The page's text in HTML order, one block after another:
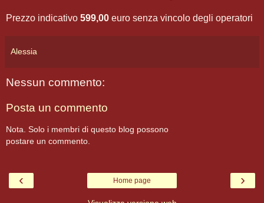
Prezzo indicativo 599,00 euro senza vincolo degli operatori
Alessia
Nessun commento:
Posta un commento
Nota. Solo i membri di questo blog possono
postare un commento.
‹ ›
Home page